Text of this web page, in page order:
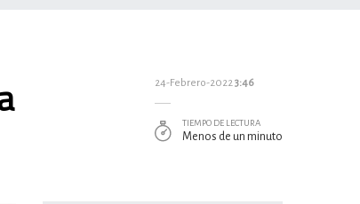
24-Febrero-20223:46
TIEMPO DE LECTURA
Menos de un minuto